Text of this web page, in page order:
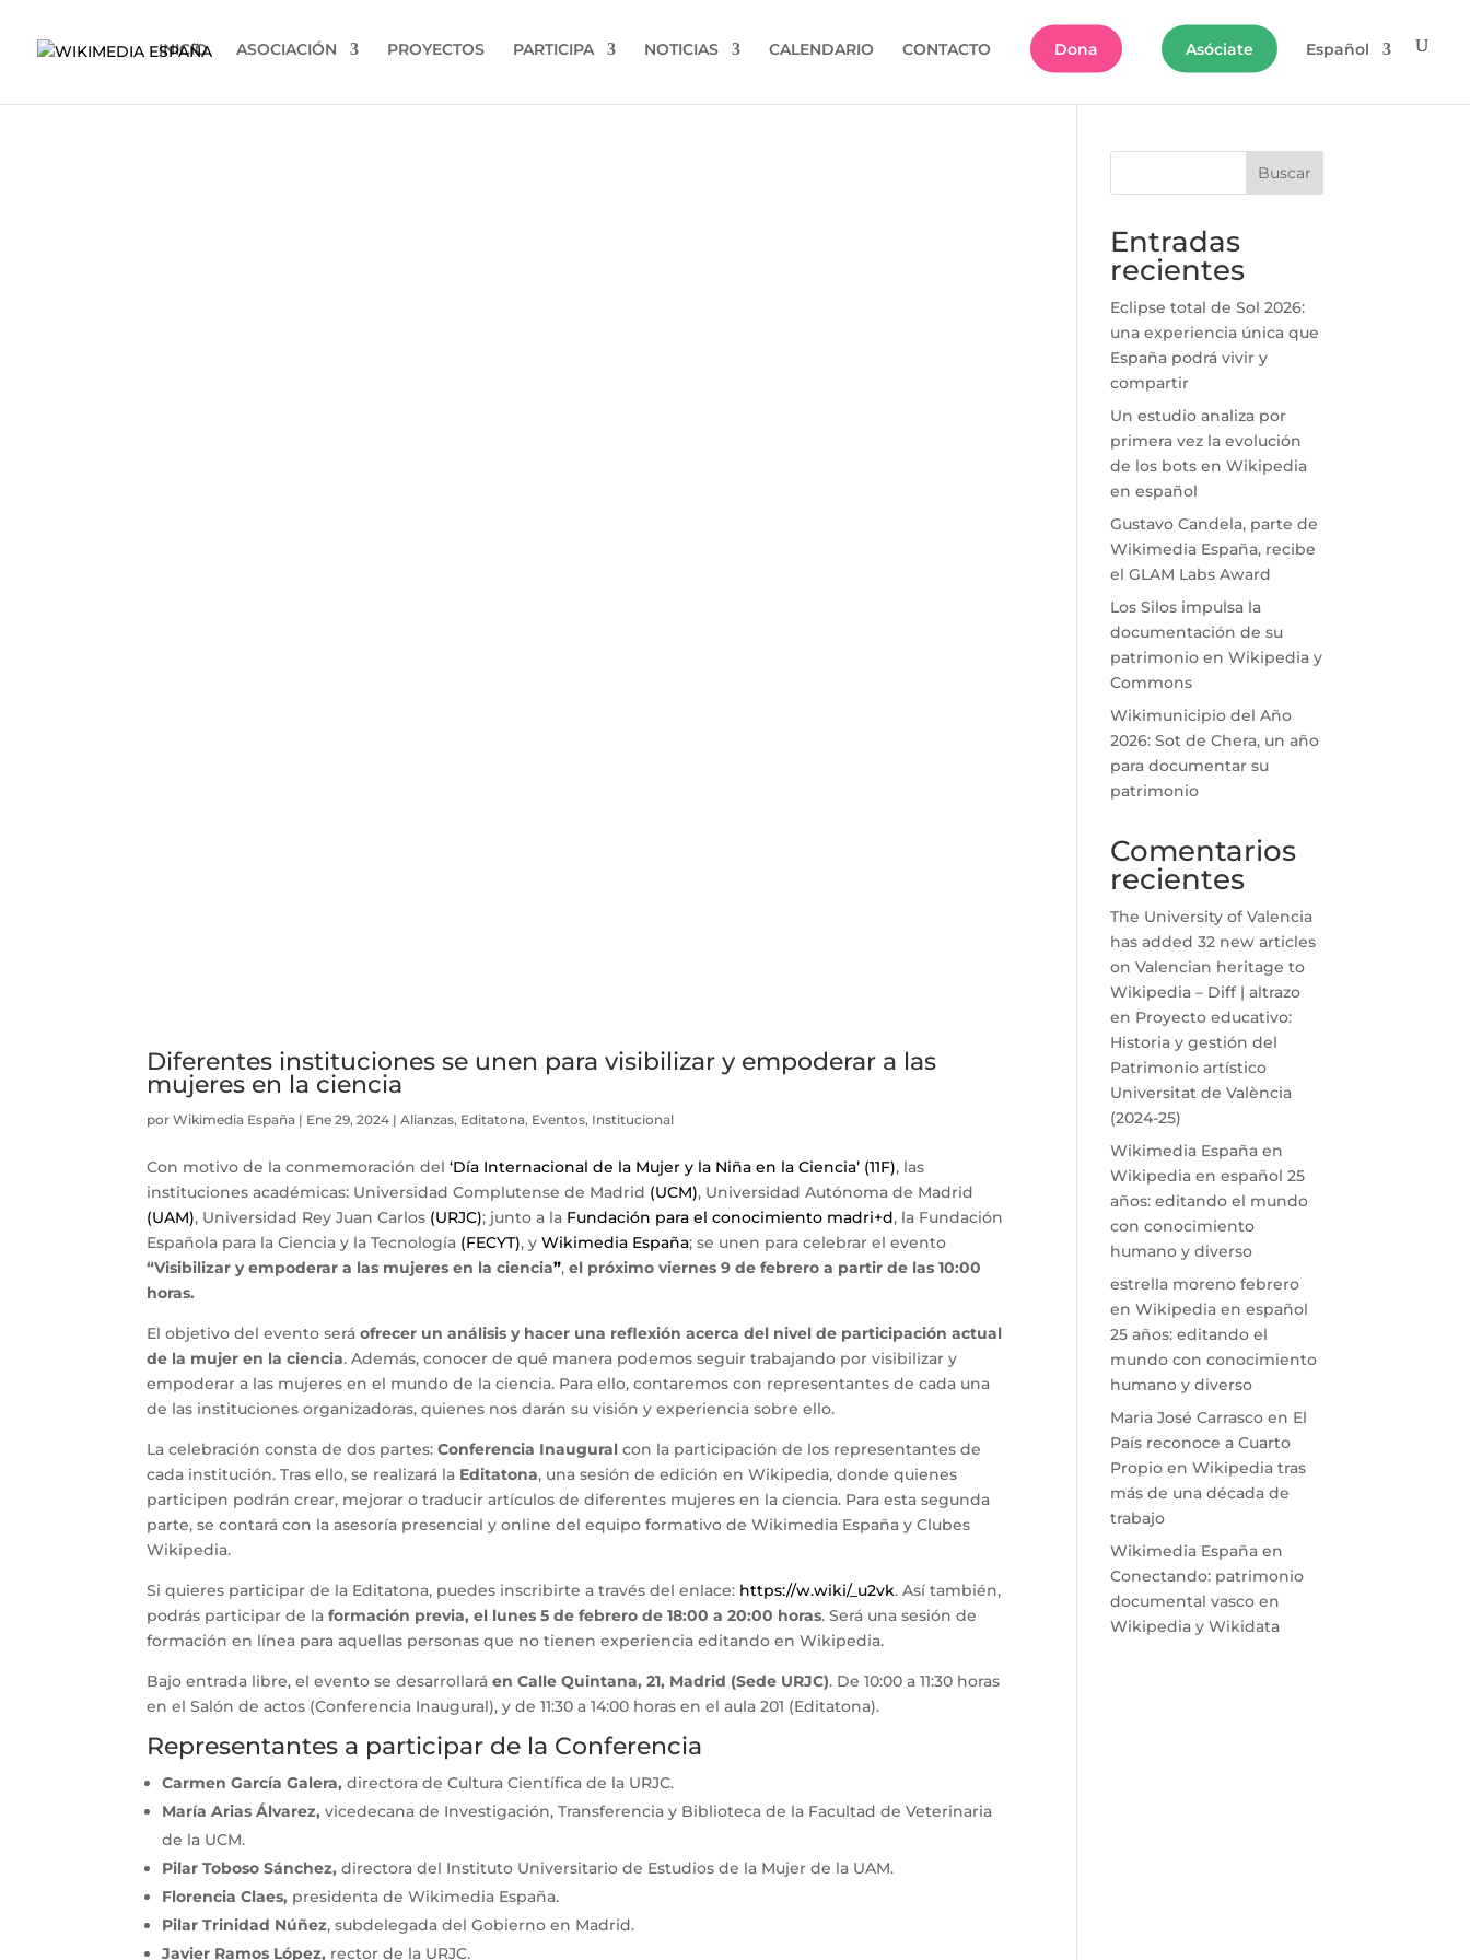
INICIO ASOCIACIÓN PROYECTOS PARTICIPA NOTICIAS CALENDARIO CONTACTO Dona Asóciate Español
Diferentes instituciones se unen para visibilizar y empoderar a las
mujeres en la ciencia
porWikimedia España | Ene 29, 2024 |Alianzas, Editatona, Eventos, Institucional
Con motivo de la conmemoración del‘Día Internacional de la Mujer y la Niña en la Ciencia’ (11F), las
instituciones académicas: Universidad Complutense de Madrid (UCM), Universidad Autónoma de Madrid
(UAM), Universidad Rey Juan Carlos (URJC); junto a la Fundación para el conocimiento madri+d, la Fundación
Española para la Ciencia y la Tecnología (FECYT), yWikimedia España; se unen para celebrar el evento
“Visibilizar y empoderar a las mujeres en la ciencia”,el próximo viernes 9 de febrero a partir de las 10:00
horas.
El objetivo del evento seráofrecer un análisis y hacer una reflexión acerca del nivel de participación actual
de la mujer en la ciencia. Además, conocer de qué manera podemos seguir trabajando por visibilizar y
empoderar a las mujeres en el mundo de la ciencia. Para ello, contaremos con representantes de cada una
de las instituciones organizadoras, quienes nos darán su visión y experiencia sobre ello.
La celebración consta de dos partes:Conferencia Inaugural con la participación de los representantes de
cada institución. Tras ello, se realizará la Editatona, una sesión de edición en Wikipedia, donde quienes
participen podrán crear, mejorar o traducir artículos de diferentes mujeres en la ciencia. Para esta segunda
parte, se contará con la asesoría presencial y online del equipo formativo de Wikimedia España y Clubes
Wikipedia.
Si quieres participar de la Editatona, puedes inscribirte a través del enlace: https://w.wiki/_u2vk. Así también,
podrás participar de laformación previa, el lunes 5 de febrero de 18:00 a 20:00 horas. Será una sesión de
formación en línea para aquellas personas que no tienen experiencia editando en Wikipedia.
Bajo entrada libre, el evento se desarrollaráen Calle Quintana, 21, Madrid (Sede URJC). De 10:00 a 11:30 horas
en el Salón de actos (Conferencia Inaugural), y de 11:30 a 14:00 horas en el aula 201 (Editatona).
Representantes a participar de la Conferencia
Carmen García Galera, directora de Cultura Científica de la URJC.
María Arias Álvarez, vicedecana de Investigación, Transferencia y Biblioteca de la Facultad de Veterinaria
de la UCM.
Pilar Toboso Sánchez, directora del Instituto Universitario de Estudios de la Mujer de la UAM.
Florencia Claes, presidenta de Wikimedia España.
Pilar Trinidad Núñez, subdelegada del Gobierno en Madrid.
Javier Ramos López, rector de la URJC.
Buscar
Entradas
recientes
Eclipse total de Sol 2026:
una experiencia única que
España podrá vivir y
compartir
Un estudio analiza por
primera vez la evolución
de los bots en Wikipedia
en español
Gustavo Candela, parte de
Wikimedia España, recibe
el GLAM Labs Award
Los Silos impulsa la
documentación de su
patrimonio en Wikipedia y
Commons
Wikimunicipio del Año
2026: Sot de Chera, un año
para documentar su
patrimonio
Comentarios
recientes
The University of Valencia
has added 32 new articles
on Valencian heritage to
Wikipedia – Diff | altrazo
en Proyecto educativo:
Historia y gestión del
Patrimonio artístico
Universitat de València
(2024-25)
Wikimedia España en
Wikipedia en español 25
años: editando el mundo
con conocimiento
humano y diverso
estrella moreno febrero
enWikipedia en español
25 años: editando el
mundo con conocimiento
humano y diverso
Maria José Carrasco en El
País reconoce a Cuarto
Propio en Wikipedia tras
más de una década de
trabajo
Wikimedia España en
Conectando: patrimonio
documental vasco en
Wikipedia y Wikidata